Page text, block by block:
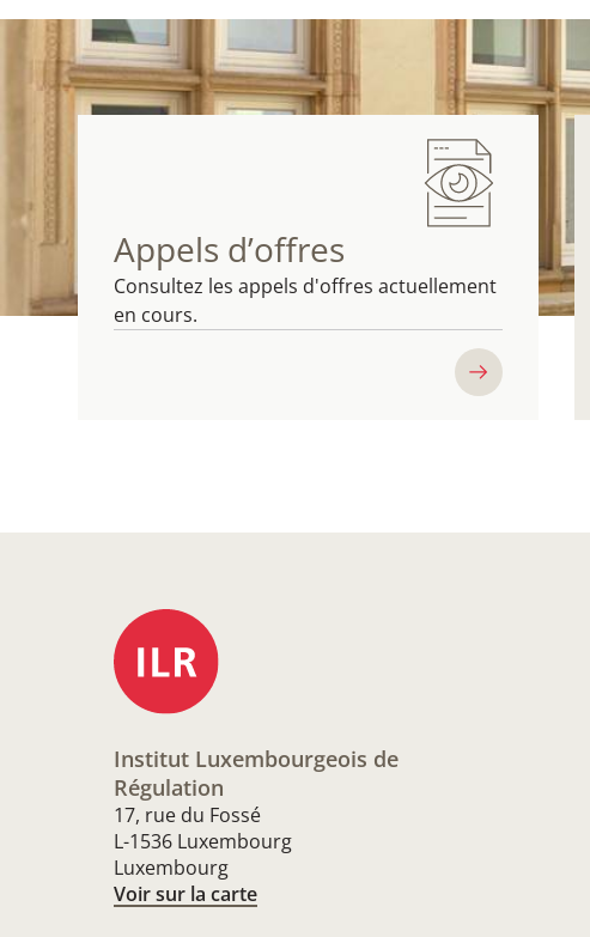
Appels d’offres
Consultez les appels d'offres actuellement
en cours.
Institut Luxembourgeois de
Régulation
17, rue du Fossé
L-1536 Luxembourg
Luxembourg
Voir sur la carte